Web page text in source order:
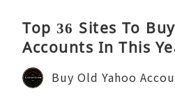
Top 36 Sites To
Accounts In This
Buy Old Yahoo